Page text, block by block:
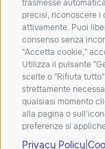
trasmesse
precisi, riconoscere i
attivamente. Puoi
consenso senza
"Accetta cookie,"
Utilizza il pulsante
scelte o "Rifiuta
strettamente
qualsiasi momento
alla pagina o
preferenze si
Privacy Policy
Carta dei servizi
Trasparenza
Azienda
2021-2027